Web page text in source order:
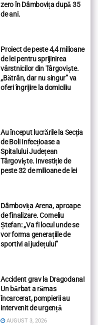
zero în Dâmbovița după 35
de ani.
Proiect de peste 4,4 milioane
de lei pentru sprijinirea
vârstnicilor din Târgoviște.
„Bătrân, dar nu singur” va
oferi îngrijire la domiciliu
Au început lucrările la Secția
de Boli Infecțioase a
Spitalului Județean
Târgoviște. Investiție de
peste 32 de milioane de lei
Dâmbovița Arena, aproape
de finalizare. Corneliu
Ștefan: „Va fi locul unde se
vor forma generațiile de
sportivi ai județului”
Accident grav la Dragodana!
Un bărbat a rămas
încarcerat, pompierii au
intervenit de urgență
AUGUST 3, 2026